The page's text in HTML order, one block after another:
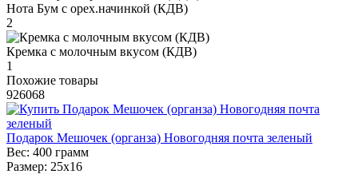
Нота Бум с орех.начинкой (КДВ)
2
Кремка с молочным вкусом (КДВ)
1
Похожие товары
926068
Подарок Мешочек (органза) Новогодняя почта зеленый
Вес: 400 грамм
Размер: 25х16